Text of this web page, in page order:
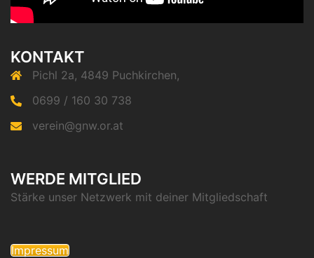
KONTAKT
Pichl 2a, 4849 Puchkirchen,
0699 / 160 30 738
verein@gnw.or.at
WERDE MITGLIED
Stärke unser Netzwerk mit deiner Mitgliedschaft
Impressum